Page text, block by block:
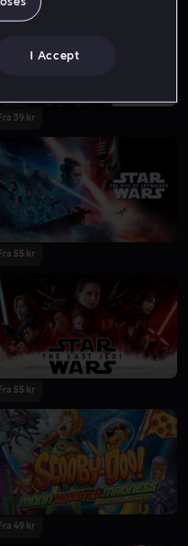
Fra 39 kr
Fra 55 kr
Fra 55 kr
Fra 49 kr
I Accept